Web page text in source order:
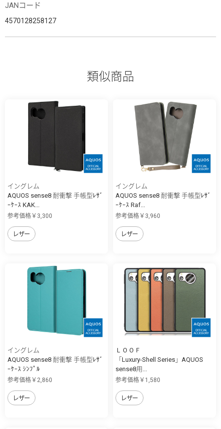
JANコード
4570128258127
類似商品
イングレム
AQUOS sense8 耐衝撃 手帳型ﾚｻﾞ
ｰｹｰｽ KAK...
参考価格￥3,300
レザー
イングレム
AQUOS sense8 耐衝撃 手帳型ﾚｻﾞ
ｰｹｰｽ Raf...
参考価格￥3,960
レザー
イングレム
AQUOS sense8 耐衝撃 手帳型ﾚｻﾞ
ｰｹｰｽ ｼﾝﾌﾟﾙ
参考価格￥2,860
レザー
ＬＯＯＦ
「Luxury-Shell Series」AQUOS
sense8用...
参考価格￥1,580
レザー